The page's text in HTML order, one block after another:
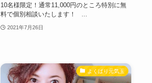
10名様限定！通常11,000円のところ特別に無
料で個別相談いたします！ ...
2021年7月26日
よくばり元気玉